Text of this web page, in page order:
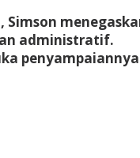
administratif.